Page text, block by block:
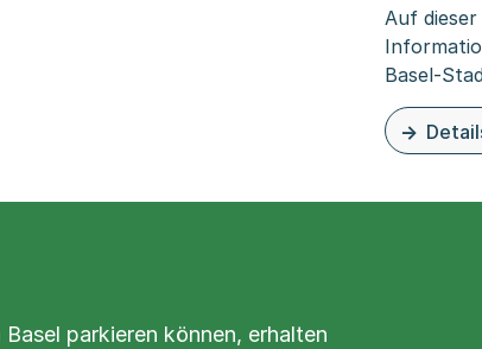
Auf
Basel-
zu dieser
parkieren können, erhalten